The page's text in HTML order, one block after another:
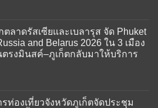
ลาดรัสเซียและเบลารุส จัด Phuket
and Belarus 2026 ใน 3 เมือง
ตรงมินสค์–ภูเก็ตกลับมาให้บริการ
ท่องเที่ยวจังหวัดภูเก็ตจัดประชุม